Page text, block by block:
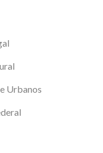
Urbanos